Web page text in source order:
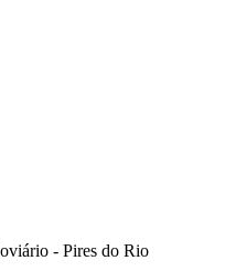
- Pires do Rio